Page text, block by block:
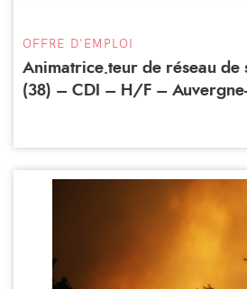
OFFRE D'EMPLOI
Animatrice.teur de réseau
(38) – CDI – H/F –